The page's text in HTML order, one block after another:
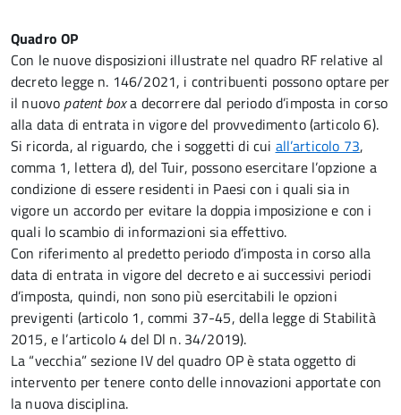
Quadro OP
Con le nuove disposizioni illustrate nel quadro RF relative al
decreto legge n. 146/2021, i contribuenti possono optare per
il nuovo patent boxa decorrere dal periodo d’imposta in corso
alla data di entrata in vigore del provvedimento (articolo 6).
Si ricorda, al riguardo, che i soggetti di cui all’articolo 73,
comma 1, lettera d), del Tuir, possono esercitare l’opzione a
condizione di essere residenti in Paesi con i quali sia in
vigore un accordo per evitare la doppia imposizione e con i
quali lo scambio di informazioni sia effettivo.
Con riferimento al predetto periodo d’imposta in corso alla
data di entrata in vigore del decreto e ai successivi periodi
d’imposta, quindi, non sono più esercitabili le opzioni
previgenti (articolo 1, commi 37-45, della legge di Stabilità
2015, e l’articolo 4 del Dl n. 34/2019).
La “vecchia” sezione IV del quadro OP è stata oggetto di
intervento per tenere conto delle innovazioni apportate con
la nuova disciplina.